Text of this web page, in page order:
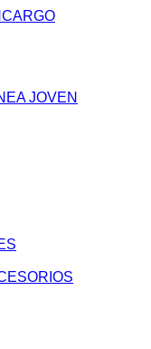
JOVEN